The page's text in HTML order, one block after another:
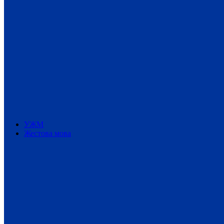
УЖМ
Жестова мова